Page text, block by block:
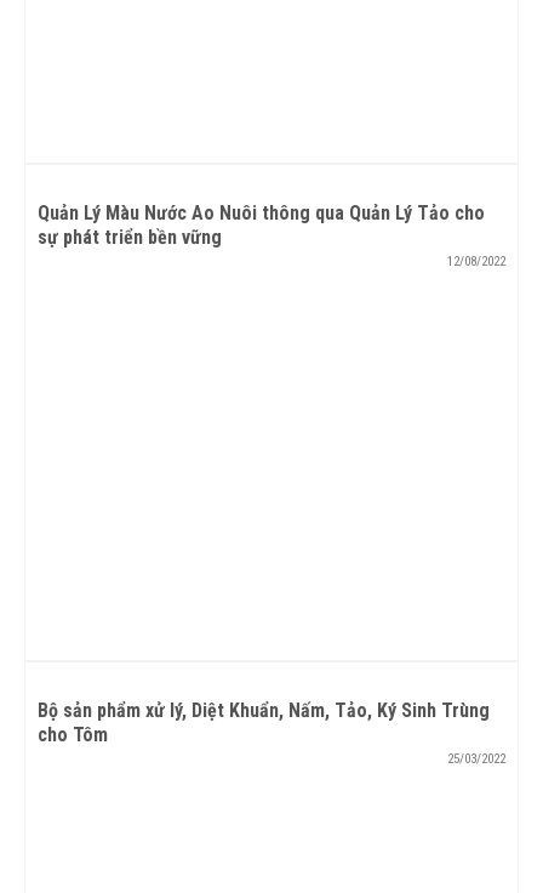
Quản Lý Màu Nước Ao Nuôi thông qua Quản Lý Tảo cho
sự phát triển bền vững
12/08/2022
Bộ sản phẩm xử lý, Diệt Khuẩn, Nấm, Tảo, Ký Sinh Trùng
cho Tôm
25/03/2022